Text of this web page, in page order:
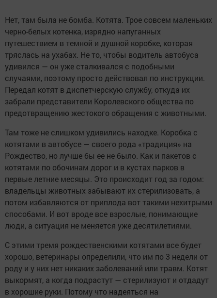
Нет, там была не бомба. Котята. Трое совсем маленьких
черно-белых котенка, изрядно напуганных
путешествием в темной и душной коробке, которая
тряслась на ухабах. Не то, чтобы водитель автобуса
удивился — он уже сталкивался с подобными
случаями, поэтому просто действовал по инструкции.
Передал котят в диспетчерскую службу, откуда их
забрали представители Королевского общества по
предотвращению жестокого обращения с животными.
Там тоже не слишком удивились находке. Коробка с
котятами в автобусе — своего рода «традиция» на
Рождество, но лучше бы ее не было. Как и пакетов с
котятами по обочинам дорог и в кустах парков в
первые летние месяцы. Это происходит год за годом:
владельцы животных забывают их стерилизовать, а
потом избавляются от приплода вот такими нехитрыми
способами. И вот вроде все взрослые, понимающие
люди, а ситуация не меняется уже десятилетиями.
С этими тремя рождественскими котятами все будет
хорошо, ветеринары определили, что им по 3 недели от
роду и у них нет никаких заболеваний или травм. Котят
выкормят, а когда подрастут — стерилизуют и отдадут
в хорошие руки. Потому что надеяться на